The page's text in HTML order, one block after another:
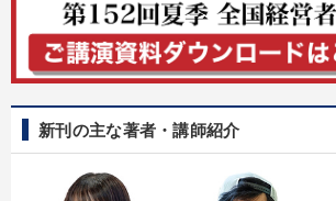
パフォーマンス向上 財務・数字力の向
発想力を磨きたい 販売力を強化したい
新刊の主な著者・講師紹介